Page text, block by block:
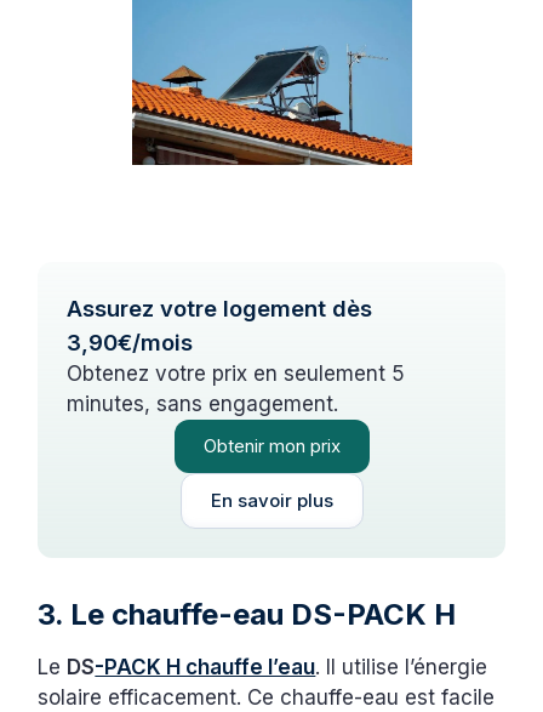
Assurez votre logement dès
3,90€/mois
Obtenez votre prix en seulement 5
minutes, sans engagement.
Obtenir mon prix
En savoir plus
3. Le chauffe-eau DS-PACK H
Le DS-PACK H chauffe l’eau. Il utilise l’énergie
solaire efficacement. Ce chauffe-eau est facile